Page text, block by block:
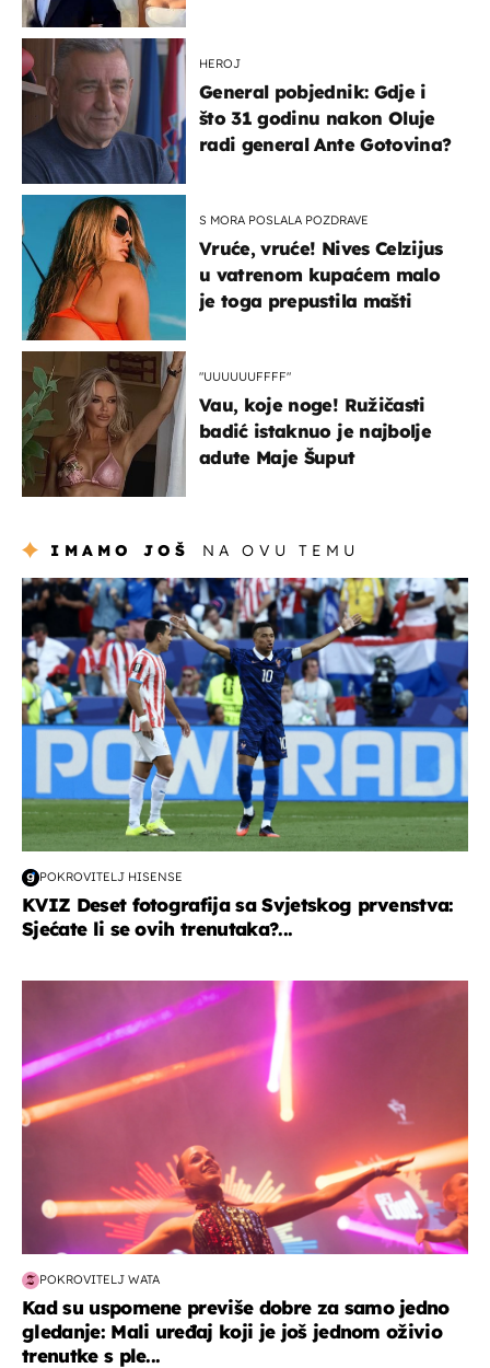
HEROJ
General pobjednik: Gdje i
što 31 godinu nakon Oluje
radi general Ante Gotovina?
S MORA POSLALA POZDRAVE
Vruće, vruće! Nives Celzijus
u vatrenom kupaćem malo
je toga prepustila mašti
"UUUUUUFFFF"
Vau, koje noge! Ružičasti
badić istaknuo je najbolje
adute Maje Šuput
IMAMO JOŠ NA OVU TEMU
svjetsko prvenstvo 2026
POKROVITELJ HISENSE
KVIZ Deset fotografija sa Svjetskog prvenstva:
Sjećate li se ovih trenutaka?...
POKROVITELJ WATA
Kad su uspomene previše dobre za samo jedno
gledanje: Mali uređaj koji je još jednom oživio
trenutke s ple...